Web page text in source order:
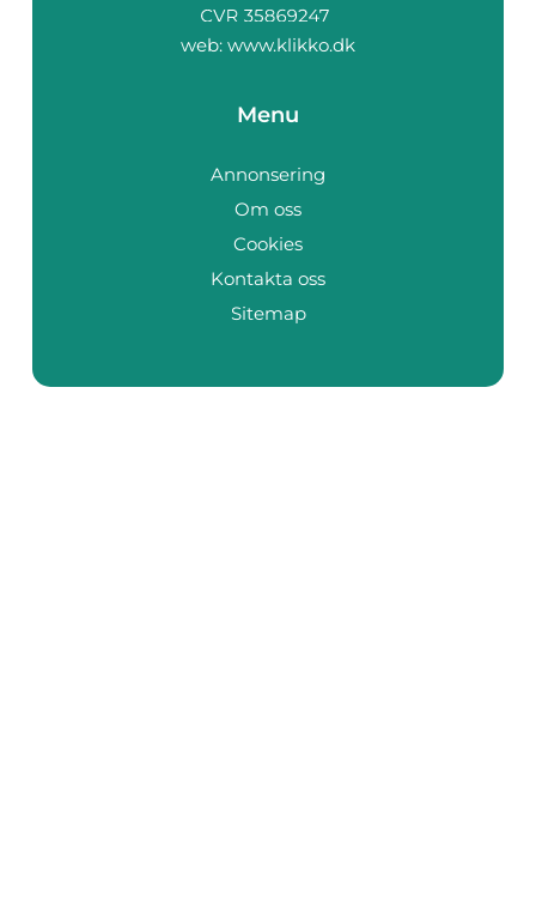
web: www.klikko.dk
Menu
Annonsering
Om oss
Cookies
Kontakta oss
Sitemap